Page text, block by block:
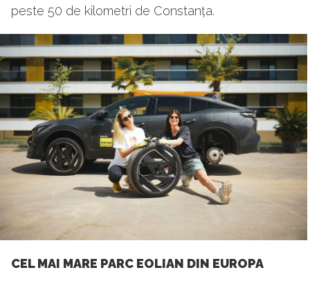
peste 50 de kilometri de Constanța.
CEL MAI MARE PARC EOLIAN DIN EUROPA